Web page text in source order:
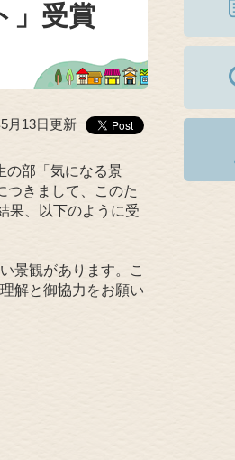
」受賞
月13日更新
の部「気になる景
つきまして、このた
果、以下のように受
景観があります。こ
解と御協力をお願い